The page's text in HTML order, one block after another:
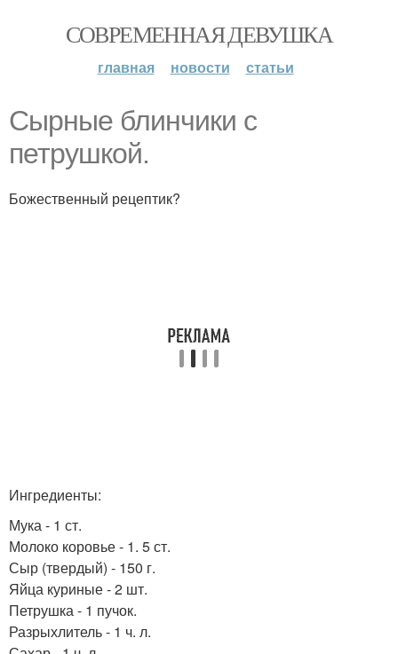
СОВРЕМЕННАЯ ДЕВУШКА
главная новости статьи
Сырные блинчики с
петрушкой.
Божественный рецептик?
Ингредиенты:
Мука - 1 ст.
Молоко коровье - 1. 5 ст.
Сыр (твердый) - 150 г.
Яйца куриные - 2 шт.
Петрушка - 1 пучок.
Разрыхлитель - 1 ч. л.